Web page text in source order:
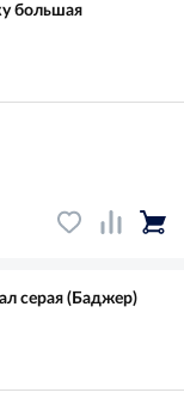
большая
серая (Баджер)